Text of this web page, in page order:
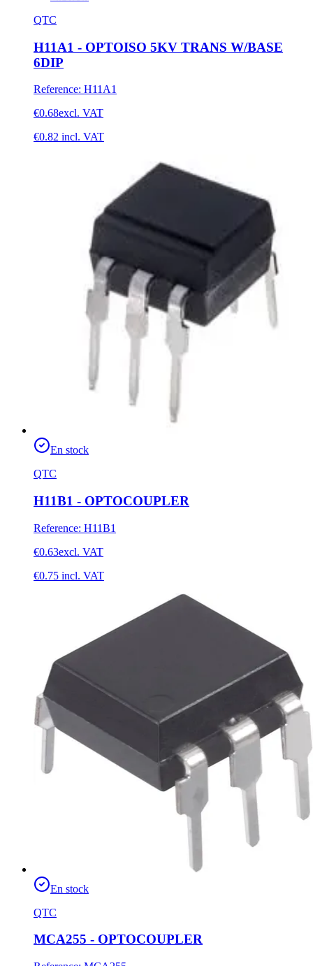
QTC
H11A1 - OPTOISO 5KV TRANS W/BASE
6DIP
Reference: H11A1
€0.68excl. VAT
€0.82 incl. VAT
En stock
QTC
H11B1 - OPTOCOUPLER
Reference: H11B1
€0.63excl. VAT
€0.75 incl. VAT
En stock
QTC
MCA255 - OPTOCOUPLER